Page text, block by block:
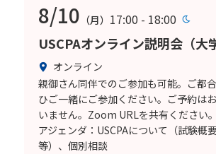
8/10 （月） 17:00 - 18:00
USCPAオンライン説明会（大
オンライン
親御さん同伴でのご参加も可能。ご都
ひご一緒にご参加ください。ご予約は
いません。Zoom URLを共有ください。
アジェンダ：USCPAについて（試験概
等）、個別相談